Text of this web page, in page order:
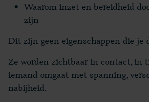
Waarom inzet en bereidheid
zijn
Dit zijn geen eigenschappen die je
Ze worden zichtbaar in contact, in
iemand omgaat met spanning,
nabijheid.